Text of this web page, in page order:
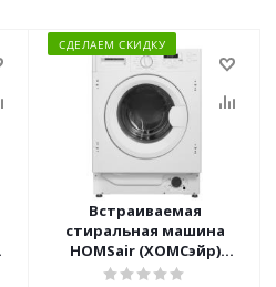
СДЕЛАЕМ СКИДКУ
Встраиваемая
стиральная машина
HOMSair (ХОМСэйр)
WMB148WH